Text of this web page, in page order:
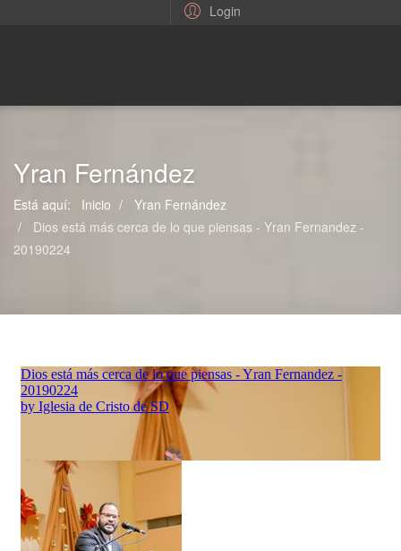
Login
Yran Fernández
Está aquí: Inicio
Yran Fernández
Dios está más cerca de lo que piensas - Yran Fernandez -
20190224